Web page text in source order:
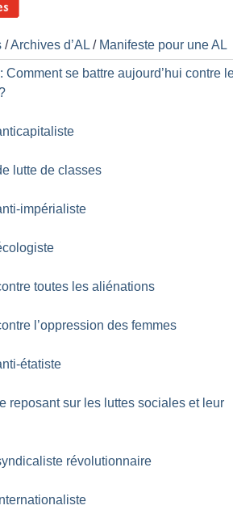
/Archives d’AL/ Manifeste pour une AL
Comment se battre aujourd’hui contre
lutte de classes
impérialiste
toutes les aliénations
l’oppression des femmes
étatiste
reposant sur les luttes sociales et leur
révolutionnaire